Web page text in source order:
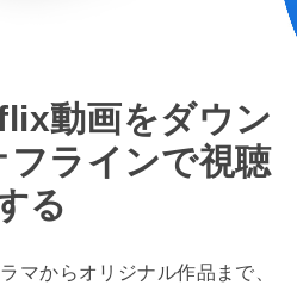
動画をダウン
フラインで視聴
る
マからオリジナル作品まで、